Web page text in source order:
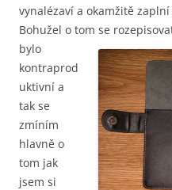
vynalézaví a okamžitě
Bohužel o tom se rozepisov
bylo
kontraprod
uktivní a
tak se
zmíním
hlavně o
tom jak
jsem si